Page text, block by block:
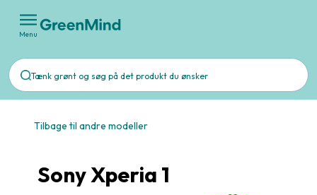
Menu
Tilbage til andre modeller
Sony Xperia 1